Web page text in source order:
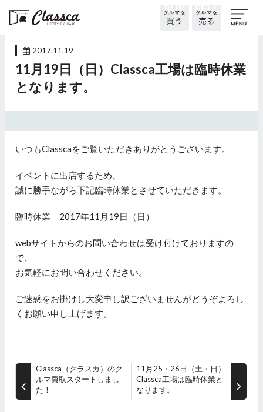
2017.11.19
11月19日（日）Classca工場は臨時休業
となります。
いつもClasscaをご覧いただきありがとうございます。
イベントに出店するため、
誠に勝手ながら下記臨時休業とさせていただきます。
臨時休業 2017年11月19日（日）
webサイトからのお問い合わせは受け付けておりますの
で、
お気軽にお問い合わせください。
ご迷惑をお掛けし大変申し訳ございませんがどうぞよろし
くお願い申し上げます。
Classca（クラスカ）のク
ルマ買取スタートしまし
た！
11月25・26日（土・日）
Classca工場は臨時休業と
なります。